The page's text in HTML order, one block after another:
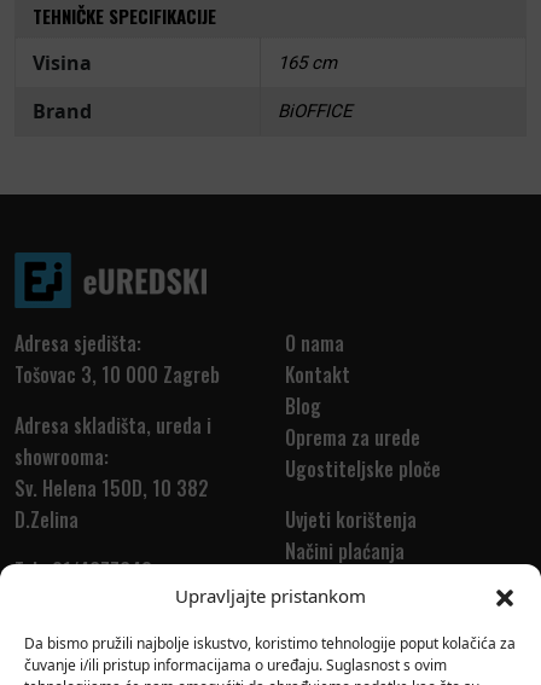
Upravljajte pristankom
Da bismo pružili najbolje iskustvo, koristimo tehnologije poput kolačića za
čuvanje i/ili pristup informacijama o uređaju. Suglasnost s ovim
TEHNIČKE SPECIFIKACIJE
Visina
165 cm
Brand BiOFFICE
Adresa sjedišta:
Tošovac 3, 10 000 Zagreb
Adresa skladišta, ureda i
showrooma:
Sv. Helena 150D, 10 382
D.Zelina
Tel.: 01/4677648
info@euredski.hr
O nama
Kontakt
Blog
Oprema za urede
Ugostiteljske ploče
Uvjeti korištenja
Načini plaćanja
Dostava